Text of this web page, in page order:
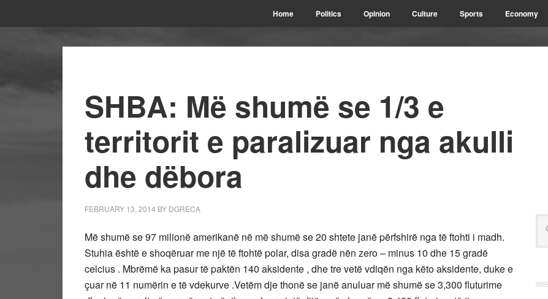
Home Politics Opinion Culture Sports Economy
SHBA: Më shumë se 1/3 e
territorit e paralizuar nga akulli
dhe dëbora
FEBRUARY 13, 2014 BY DGRECA
Më shumë se 97 milionë amerikanë në më shumë se 20 shtete janë përfshirë nga të ftohti i madh.
Stuhia është e shoqëruar me një të ftohtë polar, disa gradë nën zero – minus 10 dhe 15 gradë
celcius . Mbrëmë ka pasur të paktën 140 aksidente , dhe tre vetë vdiqën nga këto aksidente, duke e
çuar në 11 numërin e të vdekurve .Vetëm dje thonë se janë anuluar më shumë se 3,300 fluturime